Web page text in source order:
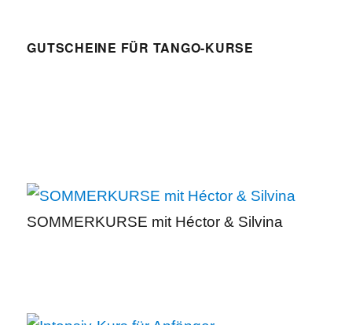
GUTSCHEINE FÜR TANGO-KURSE
SOMMERKURSE mit Héctor & Silvina